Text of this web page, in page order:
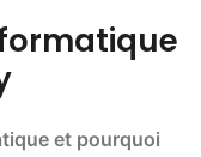
et pourquoi